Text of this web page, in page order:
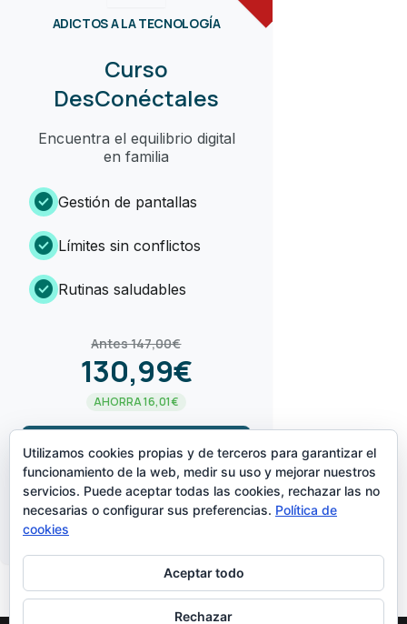
ADICTOS A LA TECNOLOGÍA
Curso
DesConéctales
Encuentra el equilibrio digital
en familia
check_circle Gestión de pantallas
check_circle Límites sin conflictos
check_circle Rutinas saludables
Antes 147,00€
130,99€
AHORRA 16,01€
¡LO QUIERO!arrow_forward
CREADO POR
Utilizamos cookies propias y de terceros para garantizar el
funcionamiento de la web, medir su uso y mejorar nuestros
servicios. Puede aceptar todas las cookies, rechazar las no
necesarias o configurar sus preferencias. Política de
cookies
Aceptar todo
Rechazar